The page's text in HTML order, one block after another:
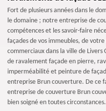
Fort de plusieurs années dans le
le domaine ; notre entreprise de
compétences et les savoir-faire
façades de vos immeubles, de
commerciaux dans la ville de Livers
de ravalement façade en pierre,
imperméabilité et peinture de
entreprise Brun couverture. De ce
entreprise de couverture Brun
bien soigné en toutes circonstances.